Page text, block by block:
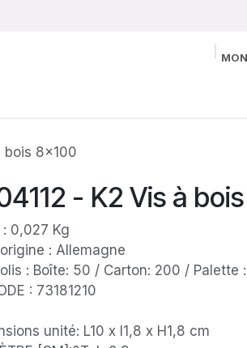
bois 8x100
- K2 Vis à
: 0,027 Kg
: Allemagne
: Boîte: 50 / Carton: 200 / Palette
: 73181210
unité: L10 x l1,8 x H1,8 cm